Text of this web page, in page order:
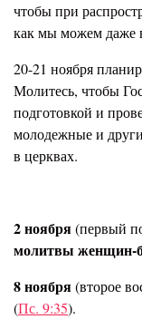
чтобы при
как мы можем даже
20-21 ноября
Молитесь, чтобы
подготовкой и
молодежные и
в церквах.
2 ноября(первый
молитвы женщин-
8 ноября(второе
(Пс. 9:35).